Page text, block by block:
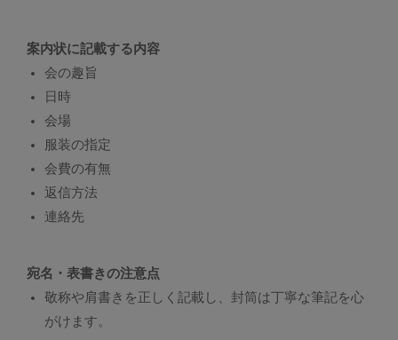
案内状に記載する内容
会の趣旨
日時
会場
服装の指定
会費の有無
返信方法
連絡先
宛名・表書きの注意点
敬称や肩書きを正しく記載し、封筒は丁寧な筆記を心
がけます。